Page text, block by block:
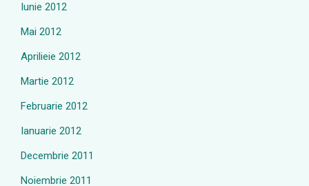
Iunie 2012
Mai 2012
Aprilieie 2012
Martie 2012
Februarie 2012
Ianuarie 2012
Decembrie 2011
Noiembrie 2011